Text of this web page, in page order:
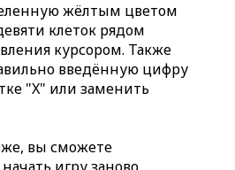
жёлтым цветом
клеток рядом
курсором. Также
введённую цифру
"X" или заменить
вы сможете